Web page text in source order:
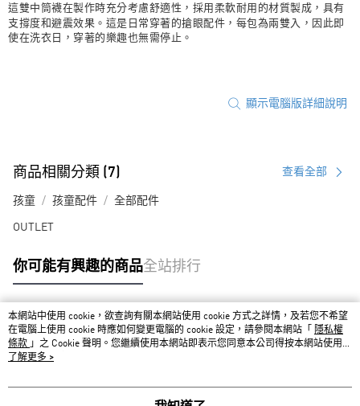
這雙中筒襪在製作時充分考慮舒適性，採用柔軟耐用的材質製成，具有
支撐度和避震效果。這是日常穿著的搶眼配件，每包為兩雙入，因此即
使在洗衣日，穿著的樂趣也無需停止。
顯示電腦版詳細說明
商品相關分類 (7) 查看全部
孩童 孩童配件 全部配件
OUTLET
你可能有興趣的商品全站排行
熱門標籤
本網站中使用 cookie，欲查詢有關本網站使用 cookie 方式之詳情，及若您不希望
在電腦上使用 cookie 時應如何變更電腦的 cookie 設定，請參閱本網站「
隱私權
條款 」之 Cookie 聲明。您繼續使用本網站即表示您同意本公司得按本網站使用條
款之 Cookie 聲明使用 cookie。
了解更多 >